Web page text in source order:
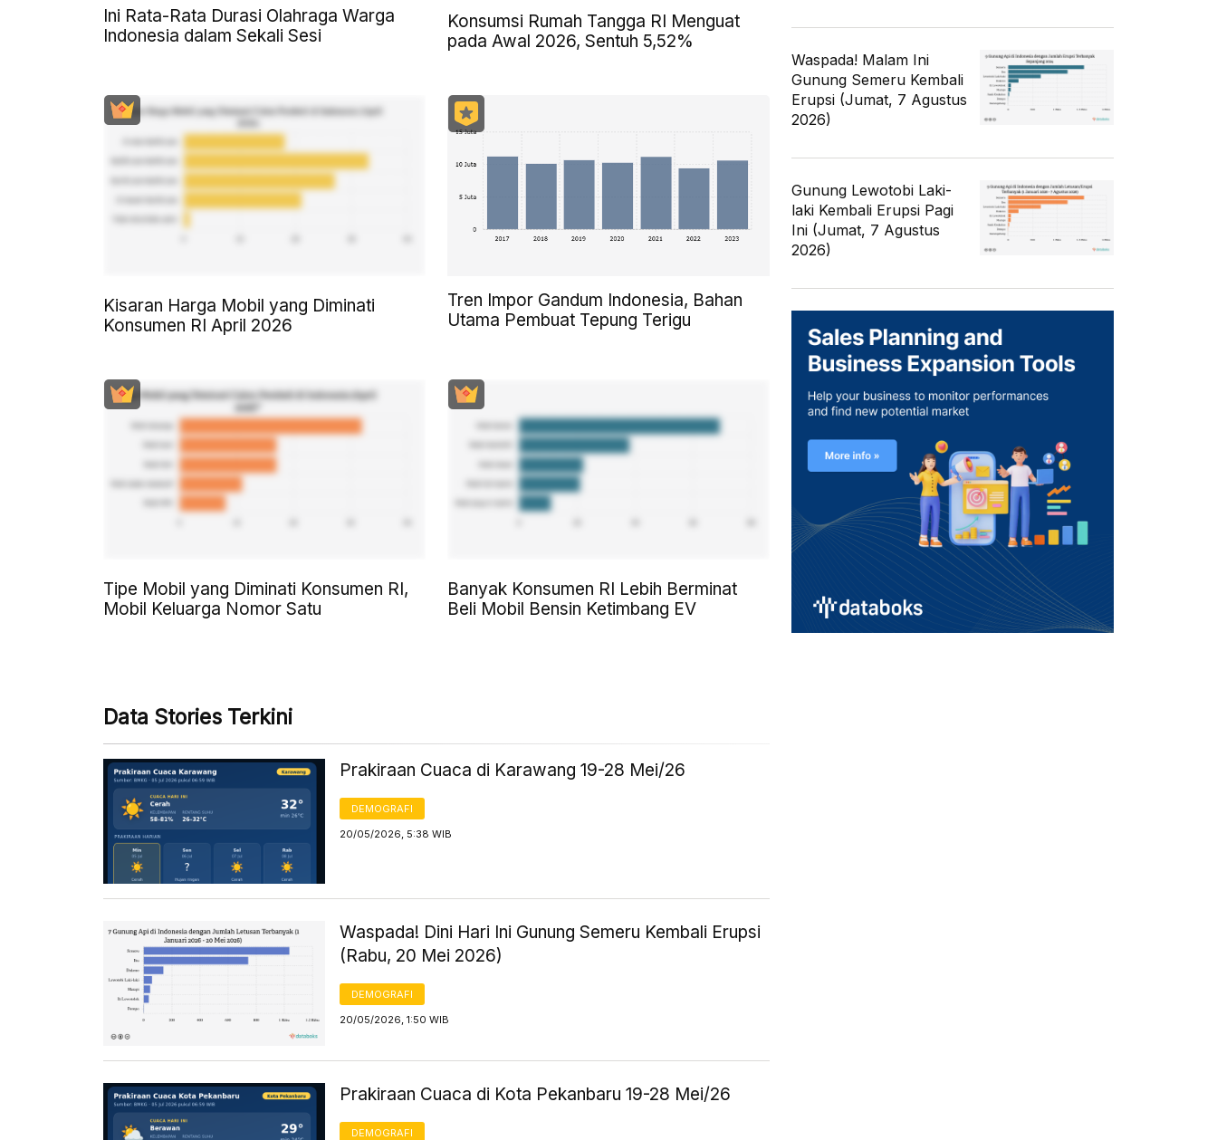
Ini Rata-Rata Durasi Olahraga Warga
Indonesia dalam Sekali Sesi
Konsumsi Rumah Tangga RI Menguat
pada Awal 2026, Sentuh 5,52%
Kisaran Harga Mobil yang Diminati
Konsumen RI April 2026
Tren Impor Gandum Indonesia, Bahan
Utama Pembuat Tepung Terigu
Tipe Mobil yang Diminati Konsumen RI,
Mobil Keluarga Nomor Satu
Banyak Konsumen RI Lebih Berminat
Beli Mobil Bensin Ketimbang EV
Data Stories Terkini
Prakiraan Cuaca di Karawang 19-28 Mei/26
DEMOGRAFI
20/05/2026, 5:38 WIB
Waspada! Dini Hari Ini Gunung Semeru Kembali Erupsi
(Rabu, 20 Mei 2026)
DEMOGRAFI
20/05/2026, 1:50 WIB
Prakiraan Cuaca di Kota Pekanbaru 19-28 Mei/26
DEMOGRAFI
Waspada! Malam Ini
Gunung Semeru Kembali
Erupsi (Jumat, 7 Agustus
2026)
Gunung Lewotobi Laki-
laki Kembali Erupsi Pagi
Ini (Jumat, 7 Agustus
2026)